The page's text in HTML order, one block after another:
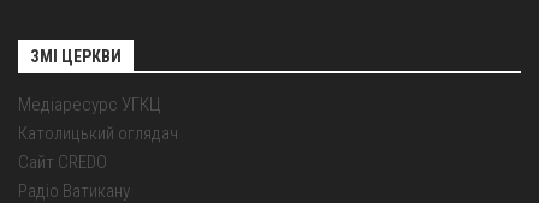
ЗМІ ЦЕРКВИ
Медіаресурс УГКЦ
Католицький оглядач
Сайт CREDO
Радіо Ватикану